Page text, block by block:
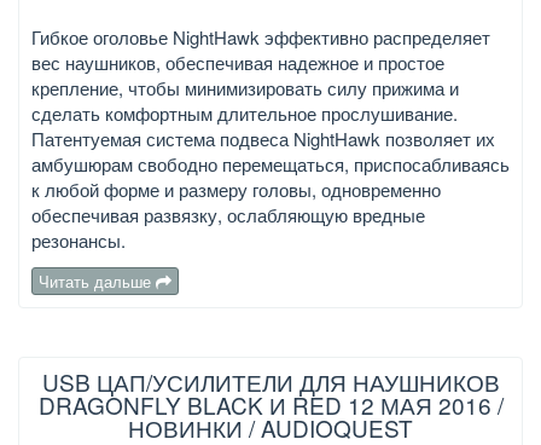
Гибкое оголовье NightHawk эффективно распределяет
вес наушников, обеспечивая надежное и простое
крепление, чтобы минимизировать силу прижима и
сделать комфортным длительное прослушивание.
Патентуемая система подвеса NightHawk позволяет их
амбушюрам свободно перемещаться, приспосабливаясь
к любой форме и размеру головы, одновременно
обеспечивая развязку, ослабляющую вредные
резонансы.
Читать дальше
USB ЦАП/УСИЛИТЕЛИ ДЛЯ НАУШНИКОВ
DRAGONFLY BLACK И RED 12 МАЯ 2016 /
НОВИНКИ / AUDIOQUEST